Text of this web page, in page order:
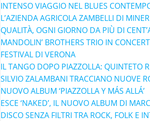
INTENSO VIAGGIO NEL BLUES
L’AZIENDA AGRICOLA ZAMBELLI DI
QUALITÀ, OGNI GIORNO DA PIÙ DI
MANDOLIN’ BROTHERS TRIO IN
FESTIVAL DI VERONA
IL TANGO DOPO PIAZZOLLA: QUINTETO
SILVIO ZALAMBANI TRACCIANO NUOVE
NUOVO ALBUM ‘PIAZZOLLA Y MÁS ALLÁ’
ESCE ‘NAKED’, IL NUOVO ALBUM DI
DISCO SENZA FILTRI TRA ROCK, FOLK E